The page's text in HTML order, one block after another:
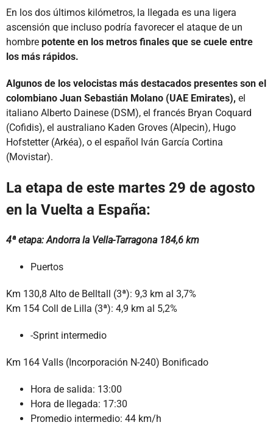
En los dos últimos kilómetros, la llegada es una ligera
ascensión que incluso podría favorecer el ataque de un
hombre potente en los metros finales que se cuele entre
los más rápidos.
Algunos de los velocistas más destacados presentes son el
colombiano Juan Sebastián Molano (UAE Emirates), el
italiano Alberto Dainese (DSM), el francés Bryan Coquard
(Cofidis), el australiano Kaden Groves (Alpecin), Hugo
Hofstetter (Arkéa), o el español Iván García Cortina
(Movistar).
La etapa de este martes 29 de agosto
en la Vuelta a España:
4ª etapa: Andorra la Vella-Tarragona 184,6 km
Puertos
Km 130,8 Alto de Belltall (3ª): 9,3 km al 3,7%
Km 154 Coll de Lilla (3ª): 4,9 km al 5,2%
-Sprint intermedio
Km 164 Valls (Incorporación N-240) Bonificado
Hora de salida: 13:00
Hora de llegada: 17:30
Promedio intermedio: 44 km/h